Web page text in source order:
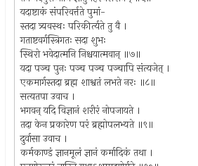
यदाष्टाकं संपरिवर्त्तते पुमां-
स्तदा त्र्यवस्थः परिकीर्त्यते तु वै ।
गताष्टवर्गस्त्रिगतः सदा शुभः
स्थिरो भवेदात्मनि निश्चयात्मवान् ॥७॥
यदा पञ्च पुनः पञ्च पञ्च पञ्चापि संत्यजेत् ।
एकमार्गस्तदा ब्रह्म शाश्वतं लभते नरः ॥८॥
सत्यतपा उवाच ।
भगवन् यदि विज्ञानं शरीरं नोपजायते ।
तदा केन प्रकारेण परं ब्रह्मोपलभ्यते ॥९॥
दुर्वासा उवाच ।
कर्मकाण्डं ज्ञानमूलं ज्ञानं कर्मादिकं तथा ।